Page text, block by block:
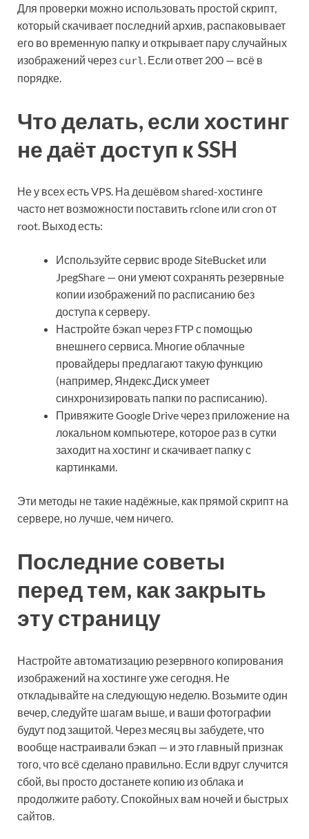
Для проверки можно использовать простой скрипт,
который скачивает последний архив, распаковывает
его во временную папку и открывает пару случайных
изображений через curl . Если ответ 200 — всё в
порядке.
Что делать, если хостинг
не даёт доступ к SSH
Не у всех есть VPS. На дешёвом shared-хостинге
часто нет возможности поставить rclone или cron от
root. Выход есть:
Используйте сервис вроде SiteBucket или
JpegShare — они умеют сохранять резервные
копии изображений по расписанию без
доступа к серверу.
Настройте бэкап через FTP с помощью
внешнего сервиса. Многие облачные
провайдеры предлагают такую функцию
(например, Яндекс.Диск умеет
синхронизировать папки по расписанию).
Привяжите Google Drive через приложение на
локальном компьютере, которое раз в сутки
заходит на хостинг и скачивает папку с
картинками.
Эти методы не такие надёжные, как прямой скрипт на
сервере, но лучше, чем ничего.
Последние советы
перед тем, как закрыть
эту страницу
Настройте автоматизацию резервного копирования
изображений на хостинге уже сегодня. Не
откладывайте на следующую неделю. Возьмите один
вечер, следуйте шагам выше, и ваши фотографии
будут под защитой. Через месяц вы забудете, что
вообще настраивали бэкап — и это главный признак
того, что всё сделано правильно. Если вдруг случится
сбой, вы просто достанете копию из облака и
продолжите работу. Спокойных вам ночей и быстрых
сайтов.